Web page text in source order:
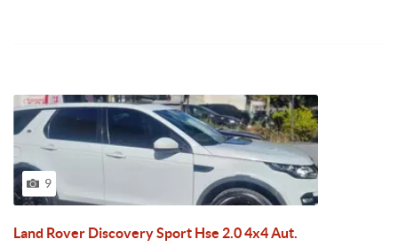
9
Land Rover Discovery Sport Hse 2.0 4x4 Aut.